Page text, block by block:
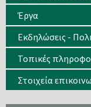
Έργα
Εκδηλώσεις -
Τοπικές
Στοιχεία